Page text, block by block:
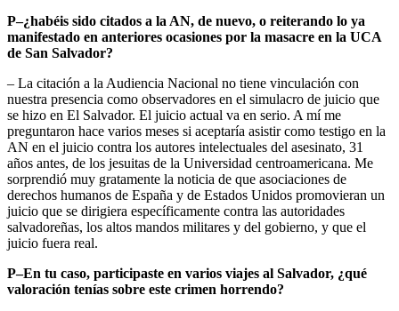
P–¿habéis sido citados a la AN, de nuevo, o reiterando lo ya
manifestado en anteriores ocasiones por la masacre en la UCA
de San Salvador?
– La citación a la Audiencia Nacional no tiene vinculación con
nuestra presencia como observadores en el simulacro de juicio que
se hizo en El Salvador. El juicio actual va en serio. A mí me
preguntaron hace varios meses si aceptaría asistir como testigo en la
AN en el juicio contra los autores intelectuales del asesinato, 31
años antes, de los jesuitas de la Universidad centroamericana. Me
sorprendió muy gratamente la noticia de que asociaciones de
derechos humanos de España y de Estados Unidos promovieran un
juicio que se dirigiera específicamente contra las autoridades
salvadoreñas, los altos mandos militares y del gobierno, y que el
juicio fuera real.
P–En tu caso, participaste en varios viajes al Salvador, ¿qué
valoración tenías sobre este crimen horrendo?